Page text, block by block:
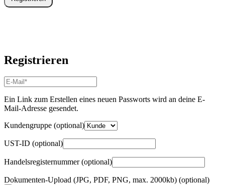
Registrieren
E-
Mail-
Adresse*
Erforderlich
Ein Link zum Erstellen eines neuen Passworts wird an deine E-
Mail-Adresse gesendet.
Kundengruppe (optional)
UST-ID (optional)
Handelsregisternummer(optional)
Dokumenten-Upload (JPG, PDF, PNG, max. 2000kb) (optional)